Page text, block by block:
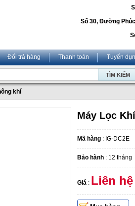
Số 30, Đường
Đổi trả hàng Thanh toán Tuyển
khí
Máy Lọc
Mã hàng : IG-DC2E
Bảo hành : 12 tháng
Giá : Liên hệ